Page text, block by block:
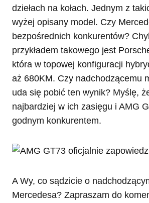
dziełach na kołach. Jednym z
wyżej opisany model. Czy
bezpośrednich konkurentów?
przykładem takowego jest
która w topowej konfiguracji
aż 680KM. Czy nadchodzącemu
uda się pobić ten wynik? Myślę,
najbardziej w ich zasięgu i AMG
godnym konkurentem.
A Wy, co sądzicie o
Mercedesa? Zapraszam do